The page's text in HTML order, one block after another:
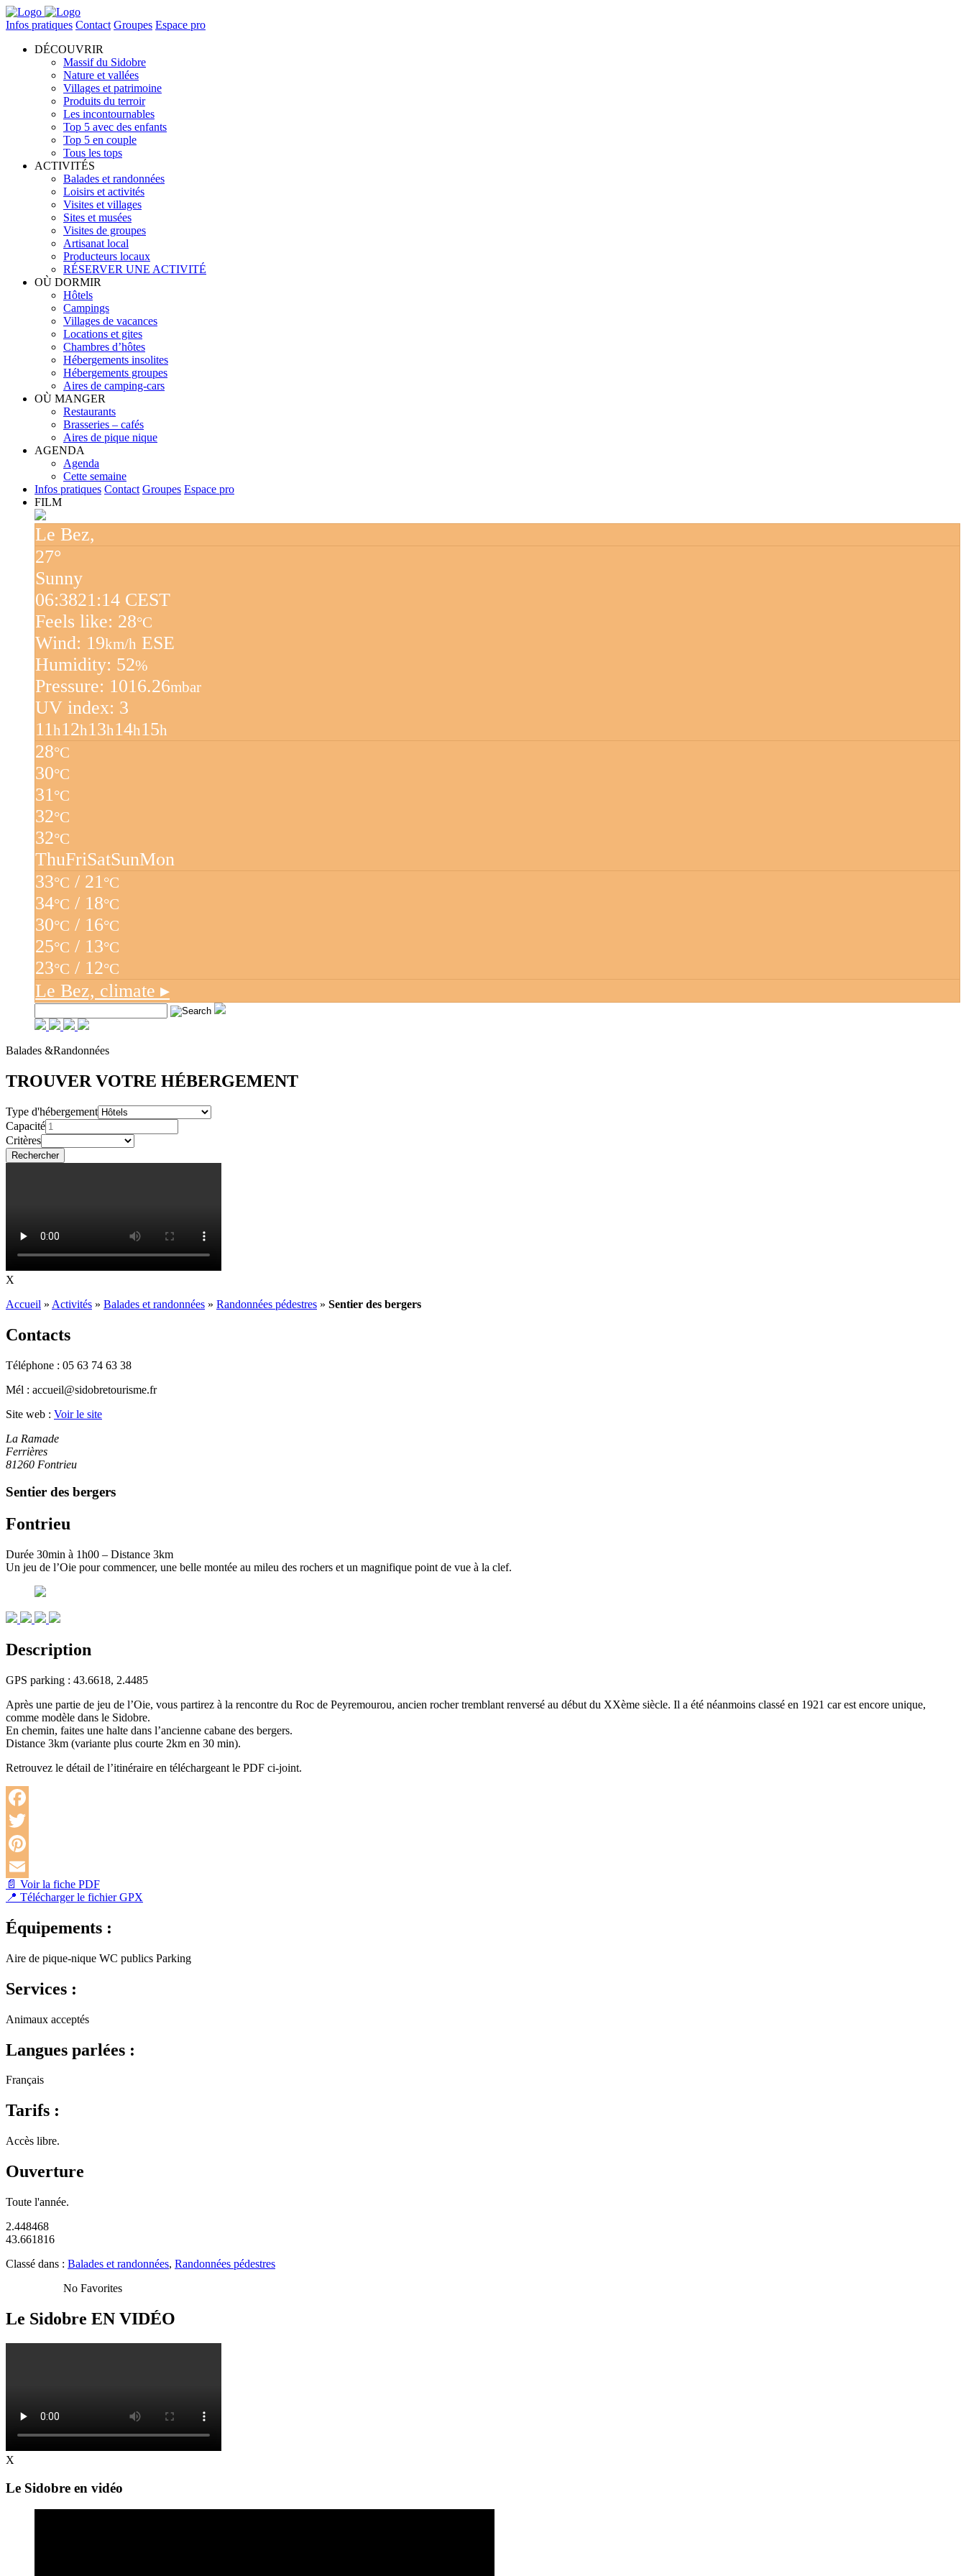
Infos pratiques Contact Groupes Espace pro
DÉCOUVRIR
Massif du Sidobre
Nature et vallées
Villages et patrimoine
Produits du terroir
Les incontournables
Top 5 avec des enfants
Top 5 en couple
Tous les tops
ACTIVITÉS
Balades et randonnées
Loisirs et activités
Visites et villages
Sites et musées
Visites de groupes
Artisanat local
Producteurs locaux
RÉSERVER UNE ACTIVITÉ
OÙ DORMIR
Hôtels
Campings
Villages de vacances
Locations et gites
Chambres d’hôtes
Hébergements insolites
Hébergements groupes
Aires de camping-cars
OÙ MANGER
Restaurants
Brasseries – cafés
Aires de pique nique
AGENDA
Agenda
Cette semaine
Infos pratiques Contact Groupes Espace pro
FILM
Le Bez,
27°
Sunny
06:3821:14 CEST
Feels like: 28°C
Wind: 19km/h ESE
Humidity: 52%
Pressure: 1016.26mbar
UV index: 3
11h12h13h14h15h
28°C
30°C
31°C
32°C
32°C
ThuFriSatSunMon
33°C / 21°C
34°C / 18°C
30°C / 16°C
25°C / 13°C
23°C / 12°C
Le Bez, climate ▸
Balades &Randonnées
TROUVER VOTRE HÉBERGEMENT
Type d'hébergement
Capacité
Critères
X
Accueil » Activités » Balades et randonnées » Randonnées pédestres » Sentier des bergers
Contacts
Téléphone : 05 63 74 63 38
Mél : accueil@sidobretourisme.fr
Site web : Voir le site
La Ramade
Ferrières
81260 Fontrieu
Sentier des bergers
Fontrieu
Durée 30min à 1h00 – Distance 3km
Un jeu de l’Oie pour commencer, une belle montée au mileu des rochers et un magnifique point de vue à la clef.
Description
GPS parking : 43.6618, 2.4485
Après une partie de jeu de l’Oie, vous partirez à la rencontre du Roc de Peyremourou, ancien rocher tremblant renversé au début du XXème siècle. Il a été néanmoins classé en 1921 car est encore unique,
comme modèle dans le Sidobre.
En chemin, faites une halte dans l’ancienne cabane des bergers.
Distance 3km (variante plus courte 2km en 30 min).
Retrouvez le détail de l’itinéraire en téléchargeant le PDF ci-joint.
Facebook
Twitter
Pinterest
Email
📄 Voir la fiche PDF
📍 Télécharger le fichier GPX
Équipements :
Aire de pique-nique WC publics Parking
Services :
Animaux acceptés
Langues parlées :
Français
Tarifs :
Accès libre.
Ouverture
Toute l'année.
2.448468
43.661816
Classé dans : Balades et randonnées, Randonnées pédestres
No Favorites
Le Sidobre EN VIDÉO
X
Le Sidobre en vidéo